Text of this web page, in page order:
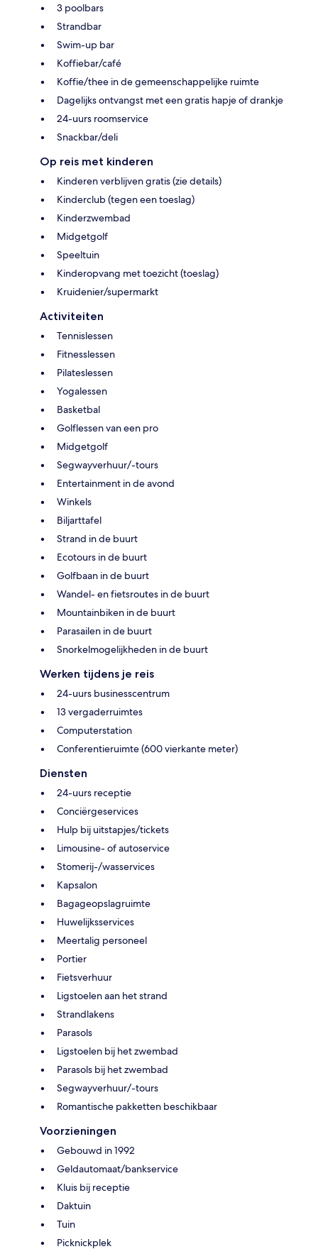
3 poolbars
Strandbar
Swim-up bar
Koffiebar/café
Koffie/thee in de gemeenschappelijke ruimte
Dagelijks ontvangst met een gratis hapje of drankje
24-uurs roomservice
Snackbar/deli
Op reis met kinderen
Kinderen verblijven gratis (zie details)
Kinderclub (tegen een toeslag)
Kinderzwembad
Midgetgolf
Speeltuin
Kinderopvang met toezicht (toeslag)
Kruidenier/supermarkt
Activiteiten
Tennislessen
Fitnesslessen
Pilateslessen
Yogalessen
Basketbal
Golflessen van een pro
Midgetgolf
Segwayverhuur/-tours
Entertainment in de avond
Winkels
Biljarttafel
Strand in de buurt
Ecotours in de buurt
Golfbaan in de buurt
Wandel- en fietsroutes in de buurt
Mountainbiken in de buurt
Parasailen in de buurt
Snorkelmogelijkheden in de buurt
Werken tijdens je reis
24-uurs businesscentrum
13 vergaderruimtes
Computerstation
Conferentieruimte (600 vierkante meter)
Diensten
24-uurs receptie
Conciërgeservices
Hulp bij uitstapjes/tickets
Limousine- of autoservice
Stomerij-/wasservices
Kapsalon
Bagageopslagruimte
Huwelijksservices
Meertalig personeel
Portier
Fietsverhuur
Ligstoelen aan het strand
Strandlakens
Parasols
Ligstoelen bij het zwembad
Parasols bij het zwembad
Segwayverhuur/-tours
Romantische pakketten beschikbaar
Voorzieningen
Gebouwd in 1992
Geldautomaat/bankservice
Kluis bij receptie
Daktuin
Tuin
Picknickplek